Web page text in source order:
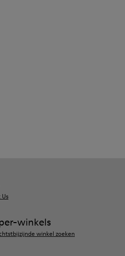
winkels
winkel zoeken